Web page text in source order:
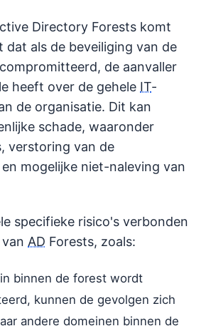
Directory Forests komt
als de beveiliging van de
de aanvaller
heeft over de gehele IT-
de organisatie. Dit kan
schade, waaronder
verstoring van de
mogelijke niet-naleving van
specifieke risico's verbonden
AD Forests, zoals:
binnen de forest wordt
kunnen de gevolgen zich
andere domeinen binnen de